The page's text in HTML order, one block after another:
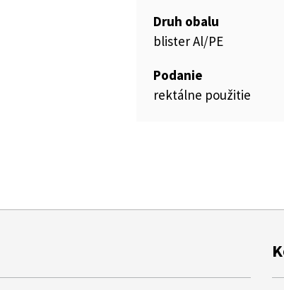
Druh obalu
blister Al/PE
Podanie
rektálne použitie